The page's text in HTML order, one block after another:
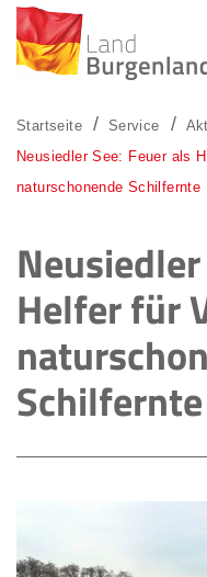
Startseite Service
Neusiedler See: Feuer als
naturschonende Schilfernte
Helfer für
Schilfernte